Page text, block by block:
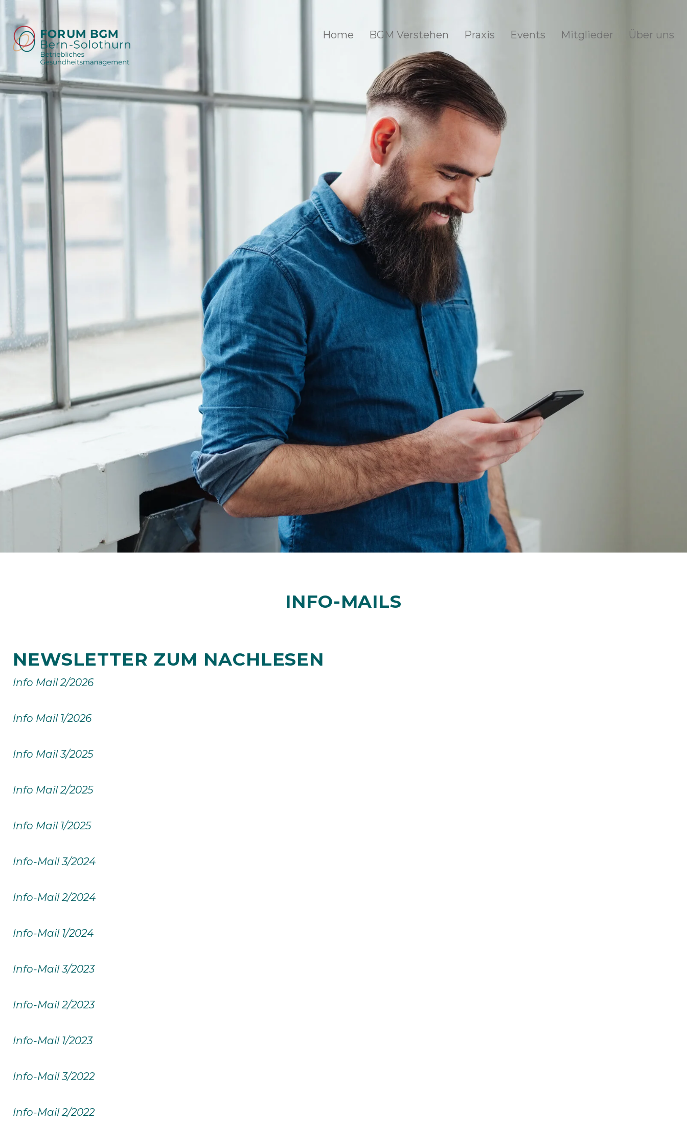
Home BGM Verstehen Praxis Events Mitglieder Über uns
INFO-MAILS
NEWSLETTER ZUM NACHLESEN
Info Mail 2/2026
Info Mail 1/2026
Info Mail 3/2025
Info Mail 2/2025
Info Mail 1/2025
Info-Mail 3/2024
Info-Mail 2/2024
Info-Mail 1/2024
Info-Mail 3/2023
Info-Mail 2/2023
Info-Mail 1/2023
Info-Mail 3/2022
Info-Mail 2/2022